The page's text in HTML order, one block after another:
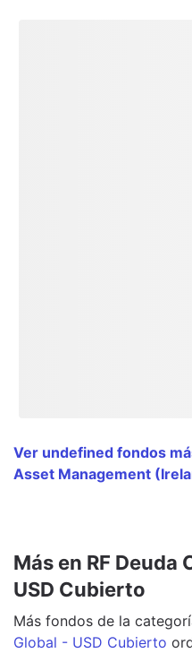
Ver undefined fondos
Asset Management
Más en RF
USD Cubierto
Más fondos de la
Global - USD Cubierto